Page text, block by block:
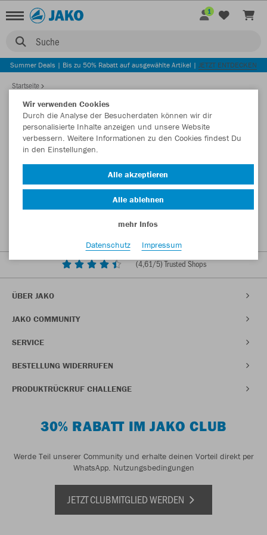
Suche
1
Summer Deals | Bis zu 50% Rabatt auf ausgewählte Artikel | JETZT ENTDECKEN
Startseite
(4,61/5) Trusted Shops
ÜBER JAKO
JAKO COMMUNITY
SERVICE
BESTELLUNG WIDERRUFEN
PRODUKTRÜCKRUF CHALLENGE
30% RABATT IM JAKO CLUB
Werde Teil unserer Community und erhalte deinen Vorteil direkt per
WhatsApp. Nutzungsbedingungen
JETZT CLUBMITGLIED WERDEN
Wir verwenden Cookies
Durch die Analyse der Besucherdaten können wir dir
personalisierte Inhalte anzeigen und unsere Website
verbessern. Weitere Informationen zu den Cookies findest Du
in den Einstellungen.
Alle akzeptieren
Alle ablehnen
mehr Infos
Datenschutz
Impressum